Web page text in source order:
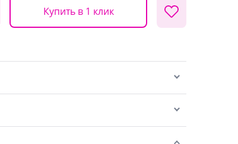
Купить в 1 клик